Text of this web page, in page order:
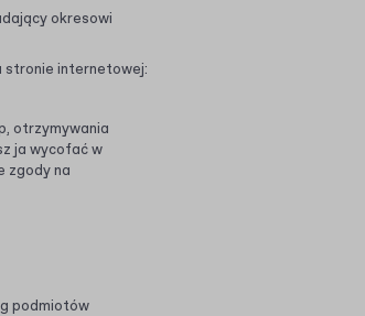
okresowi
stronie internetowej:
otrzymywania
ja wycofać w
zgody na
podmiotów